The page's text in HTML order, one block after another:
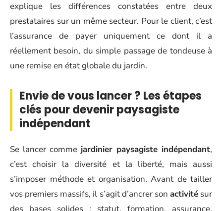
explique les différences constatées entre deux
prestataires sur un même secteur. Pour le client, c’est
l’assurance de payer uniquement ce dont il a
réellement besoin, du simple passage de tondeuse à
une remise en état globale du jardin.
Envie de vous lancer ? Les étapes
clés pour devenir paysagiste
indépendant
Se lancer comme jardinier paysagiste indépendant,
c’est choisir la diversité et la liberté, mais aussi
s’imposer méthode et organisation. Avant de tailler
vos premiers massifs, il s’agit d’ancrer son activitésur
des bases solides : statut, formation, assurance,